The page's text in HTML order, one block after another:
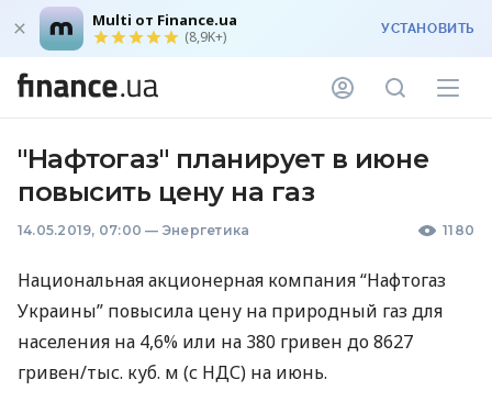
Multi от Finance.ua
(8,9K+) УСТАНОВИТЬ
"Нафтогаз" планирует в июне
повысить цену на газ
14.05.2019, 07:00 — Энергетика 1180
Национальная акционерная компания “Нафтогаз
Украины” повысила цену на природный газ для
населения на 4,6% или на 380 гривен до 8627
гривен/тыс. куб. м (с НДС) на июнь.